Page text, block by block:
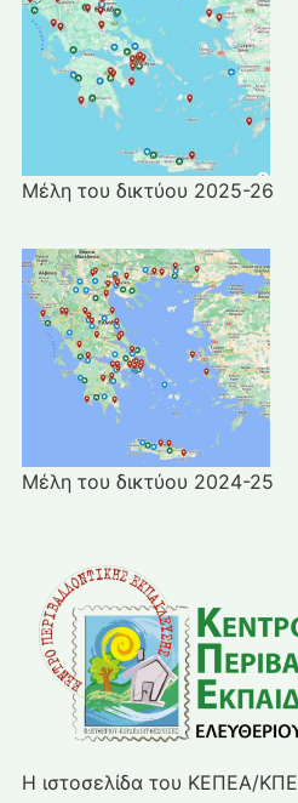
Μέλη του δικτύου 2025-26
Μέλη του δικτύου 2024-25
Η ιστοσελίδα του ΚΕΠΕΑ/ΚΠΕ